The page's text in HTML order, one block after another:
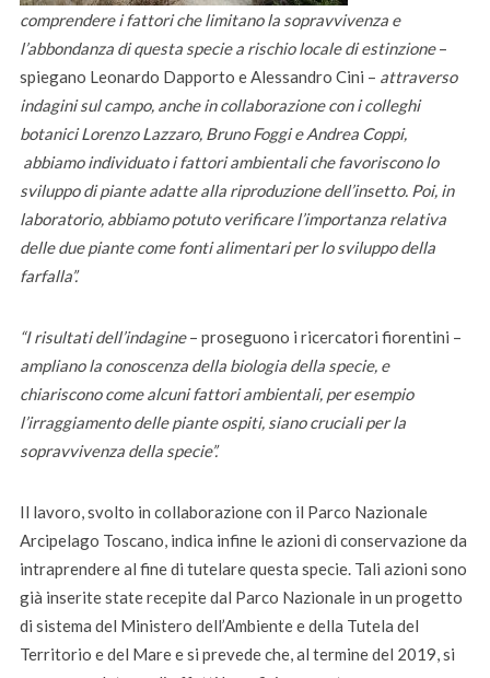
comprendere i fattori che limitano la sopravvivenza e
l’abbondanza di questa specie a rischio locale di estinzione–
spiegano Leonardo Dapporto e Alessandro Cini – attraverso
indagini sul campo, anche in collaborazione con i colleghi
botanici Lorenzo Lazzaro, Bruno Foggi e Andrea Coppi,
abbiamo individuato i fattori ambientali chefavoriscono lo
sviluppo di piante adatte alla riproduzione dell’insetto. Poi, in
laboratorio, abbiamo potuto verificare l’importanza relativa
delle due piante come fonti alimentari per lo sviluppo della
farfalla”.
“I risultati dell’indagine– proseguono i ricercatori fiorentini –
ampliano la conoscenza della biologia della specie, e
chiariscono come alcuni fattori ambientali, per esempio
l’irraggiamento delle piante ospiti, siano cruciali per la
sopravvivenza della specie”.
Il lavoro, svolto in collaborazione con il Parco Nazionale
Arcipelago Toscano, indica infine le azioni di conservazione da
intraprendere al fine di tutelare questa specie. Tali azioni sono
già inserite state recepite dal Parco Nazionale in un progetto
di sistema del Ministero dell’Ambiente e della Tutela del
Territorio e del Mare e si prevede che, al termine del 2019, si